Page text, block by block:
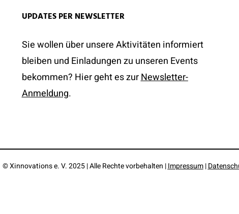
UPDATES PER NEWSLETTER
Sie wollen über unsere Aktivitäten informiert
bleiben und Einladungen zu unseren Events
bekommen? Hier geht es zurNewsletter-
Anmeldung.
© Xinnovations e. V. 2025 | Alle Rechte vorbehalten |Impressum|